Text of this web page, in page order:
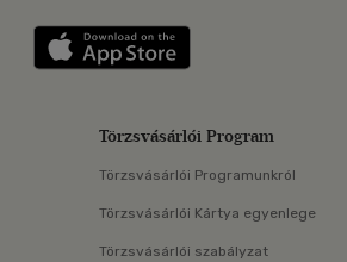
Libri applikáció Szerezd meg: Google
Törzsvásárlói Program
Törzsvásárlói Programunkról
Törzsvásárlói Kártya egyenlege
Törzsvásárlói szabályzat